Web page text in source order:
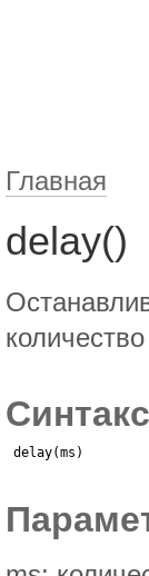
Главная
delay()
delay(ms)